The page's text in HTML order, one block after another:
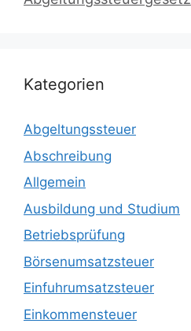
Kategorien
Abgeltungssteuer
Abschreibung
Allgemein
Ausbildung und Studium
Betriebsprüfung
Börsenumsatzsteuer
Einfuhrumsatzsteuer
Einkommensteuer